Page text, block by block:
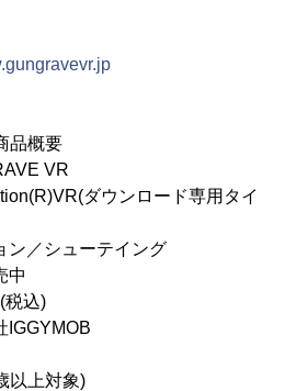
品概要
VR
ダウンロード専用タイ
／シューテイング
込)
上対象)